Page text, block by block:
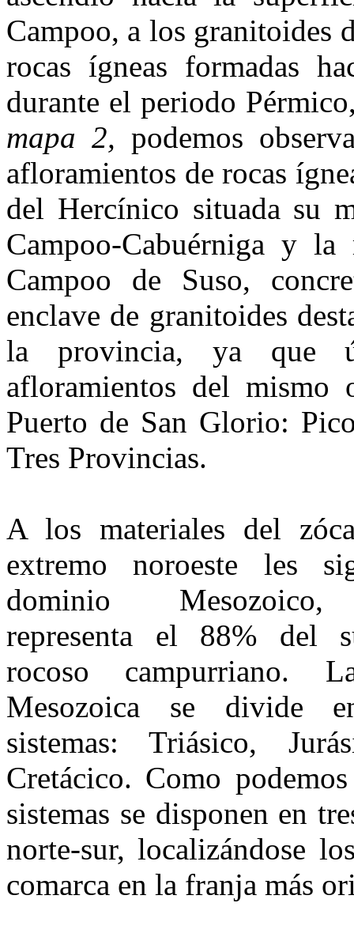
Campoo, a los granitoides
rocas ígneas formadas
durante el periodo
mapa 2, podemos
afloramientos de rocas
del Hercínico situada su
Campoo-Cabuérniga y
Campoo de Suso,
enclave de granitoides
la provincia, ya que
afloramientos del mismo
Puerto de San Glorio:
Tres Provincias.
A los materiales del
extremo noroes­te les
dominio
represen­ta el 88% del
rocoso campurriano.
Mesozoica se divide
sistemas: Triásico,
Cretácico. Como
sistemas se disponen en
norte-sur, localizándose
comarca en la franja más